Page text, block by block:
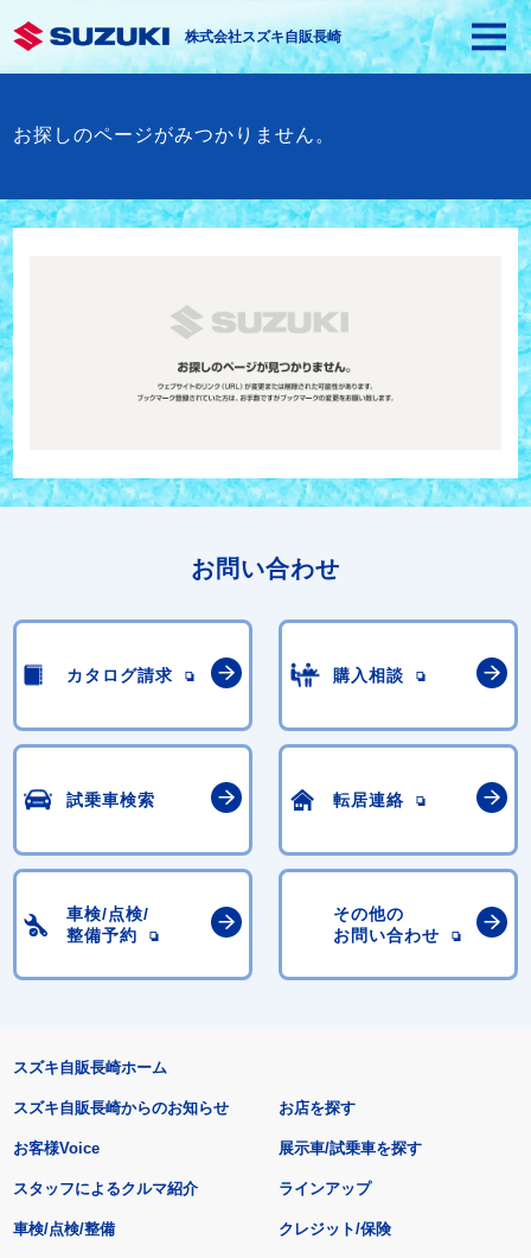
株式会社スズキ自販長崎
お探しのページがみつかりません。
お問い合わせ
カタログ請求 購入相談
試乗車検索 転居連絡
車検/点検/
整備予約
その他の
お問い合わせ
スズキ自販長崎ホーム
スズキ自販長崎からのお知らせ
お客様Voice
スタッフによるクルマ紹介
お店を探す
展示車/試乗車を探す
ラインアップ
車検/点検/整備 クレジット/保険